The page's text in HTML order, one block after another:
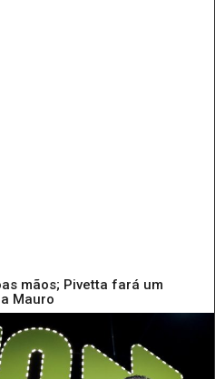
mãos; Pivetta fará um
Mauro